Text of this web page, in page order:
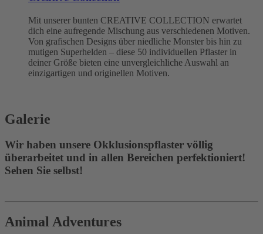
Mit unserer bunten CREATIVE COLLECTION erwartet
dich eine aufregende Mischung aus verschiedenen Motiven.
Von grafischen Designs über niedliche Monster bis hin zu
mutigen Superhelden – diese 50 individuellen Pflaster in
deiner Größe bieten eine unvergleichliche Auswahl an
einzigartigen und originellen Motiven.
Galerie
Wir haben unsere Okklusionspflaster völlig
überarbeitet und in allen Bereichen perfektioniert!
Sehen Sie selbst!
Animal Adventures